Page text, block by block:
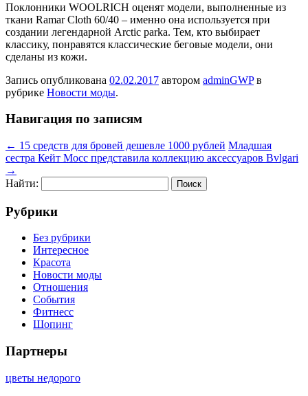
Поклонники WOOLRICH оценят модели, выполненные из
ткани Ramar Cloth 60/40 – именно она используется при
создании легендарной Arctic parka. Тем, кто выбирает
классику, понравятся классические беговые модели, они
сделаны из кожи.
Запись опубликована 02.02.2017 автором adminGWPв
рубрике Новости моды.
Навигация по записям
← 15 средств для бровей дешевле 1000 рублей Младшая
сестра Кейт Мосс представила коллекцию аксессуаров Bvlgari
→
Найти:
Рубрики
Без рубрики
Интересное
Красота
Новости моды
Отношения
События
Фитнесс
Шопинг
Партнеры
цветы недорого